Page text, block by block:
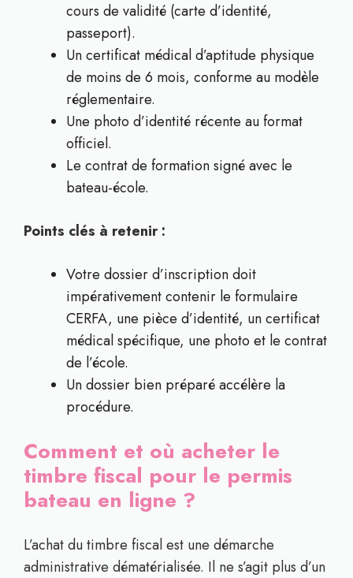
cours de validité (carte d’identité,
passeport).
Un certificat médical d’aptitude physique
de moins de 6 mois, conforme au modèle
réglementaire.
Une photo d’identité récente au format
officiel.
Le contrat de formation signé avec le
bateau-école.
Points clés à retenir :
Votre dossier d’inscription doit
impérativement contenir le formulaire
CERFA, une pièce d’identité, un certificat
médical spécifique, une photo et le contrat
de l’école.
Un dossier bien préparé accélère la
procédure.
Comment et où acheter le
timbre fiscal pour le permis
bateau en ligne ?
L’achat du timbre fiscal est une démarche
administrative dématérialisée. Il ne s’agit plus d’un